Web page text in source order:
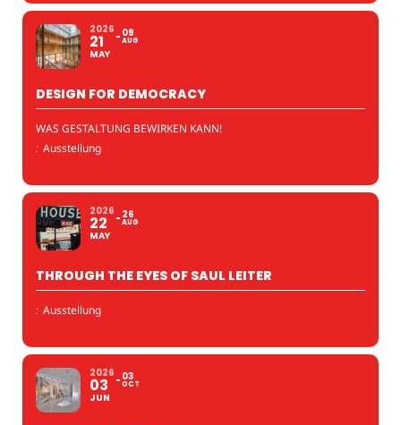
2026
21
MAY
09
AUG
DESIGN FOR DEMOCRACY
WAS GESTALTUNG BEWIRKEN KANN!
: Ausstellung
2026
22
MAY
26
AUG
THROUGH THE EYES OF SAUL LEITER
: Ausstellung
2026
03
JUN
03
OCT